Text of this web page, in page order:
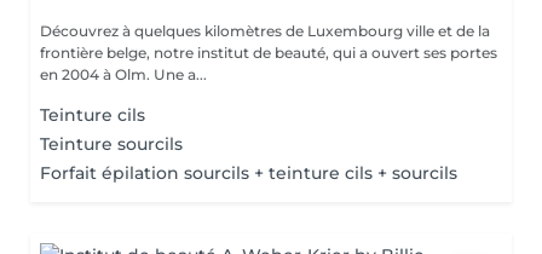
Découvrez à quelques kilomètres de Luxembourg ville et de la
frontière belge, notre institut de beauté, qui a ouvert ses portes
en 2004 à Olm. Une a...
Teinture cils
Teinture sourcils
Forfait épilation sourcils + teinture cils + sourcils